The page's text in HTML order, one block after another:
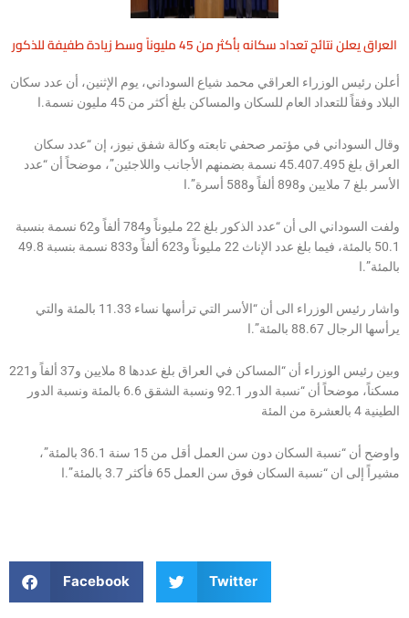
العراق يعلن نتائج تعداد سكانه بأكثر من 45 مليوناً وسط زيادة طفيفة للذكور
أعلن رئيس الوزراء العراقي محمد شياع السوداني، يوم الإثنين، أن عدد سكان
البلاد وفقاً للتعداد العام للسكان والمساكن بلغ أكثر من 45 مليون نسمة.ا
وقال السوداني في مؤتمر صحفي تابعته وكالة شفق نيوز، إن “عدد سكان
العراق بلغ 45.407.495 نسمة بضمنهم الأجانب واللاجئين”، موضحاً أن “عدد
الأسر بلغ 7 ملايين و898 ألفاً و588 أسرة”.ا
ولفت السوداني الى أن “عدد الذكور بلغ 22 مليوناً و784 ألفاً و62 نسمة بنسبة
50.1 بالمئة، فيما بلغ عدد الإناث 22 مليوناً و623 ألفاً و833 نسمة بنسبة 49.8
بالمئة”.ا
واشار رئيس الوزراء الى أن “الأسر التي ترأسها نساء 11.33 بالمئة والتي
يرأسها الرجال 88.67 بالمئة”.ا
وبين رئيس الوزراء أن “المساكن في العراق بلغ عددها 8 ملايين و37 ألفاً و221
مسكناً، موضحاً أن “نسبة الدور 92.1 ونسبة الشقق 6.6 بالمئة ونسبة الدور
الطينية 4 بالعشرة من المئة
واوضح أن “نسبة السكان دون سن العمل أقل من 15 سنة 36.1 بالمئة”،
مشيراً إلى ان “نسبة السكان فوق سن العمل 65 فأكثر 3.7 بالمئة”.ا
Facebook Twitter